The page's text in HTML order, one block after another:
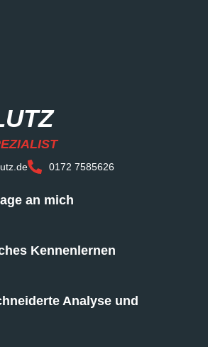
0172 7585626
an mich
Kennenlernen
Analyse und